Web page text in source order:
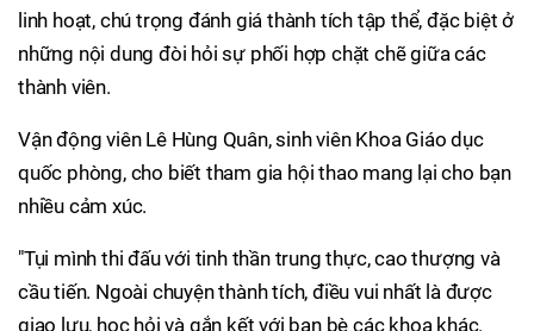
linh hoạt, chú trọng đánh giá thành tích tập thể, đặc biệt ở
những nội dung đòi hỏi sự phối hợp chặt chẽ giữa các
thành viên.
Vận động viên Lê Hùng Quân, sinh viên Khoa Giáo dục
quốc phòng, cho biết tham gia hội thao mang lại cho bạn
nhiều cảm xúc.
"Tụi mình thi đấu với tinh thần trung thực, cao thượng và
cầu tiến. Ngoài chuyện thành tích, điều vui nhất là được
giao lưu, học hỏi và gắn kết với bạn bè các khoa khác.